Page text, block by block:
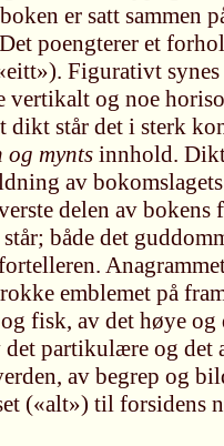
er satt sammen
poengterer et
Figurativt synes
og noe
dikt står det i sterk
og mynts innhold.
av
delen av bokens
både det
emblemet på
fisk, av det høye
partikulære og det
av begrep og
(«alt») til forsidens